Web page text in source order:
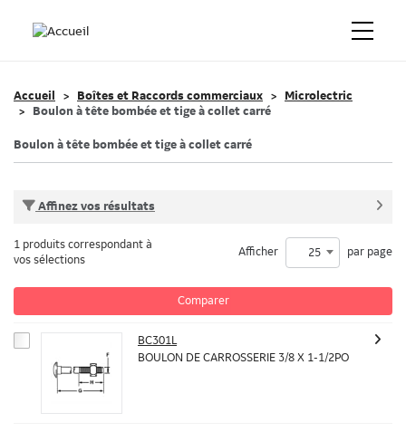
Accueil Boîtes et Raccords commerciaux
Microlectric
Boulon à tête bombée et tige à collet carré
Boulon à tête bombée et tige à collet carré
Affinez vos résultats
Comparer
1 produits correspondant à
vos sélections
Afficher 25 par page
BC301L
BOULON DE CARROSSERIE 3/8 X 1-1/2PO